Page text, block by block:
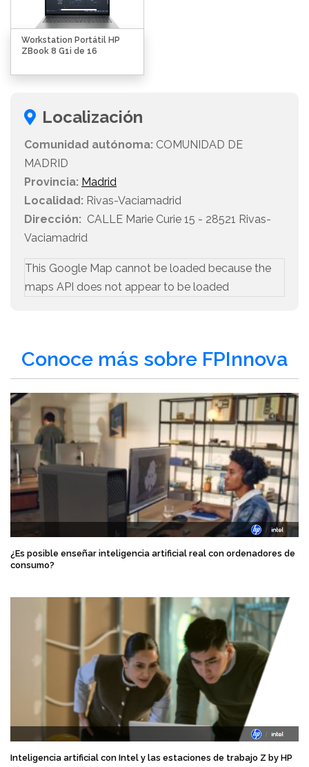
Workstation Portátil HP
ZBook 8 G1i de 16
Localización
Comunidad autónoma: COMUNIDAD DE
MADRID
Provincia: Madrid
Localidad: Rivas-Vaciamadrid
Dirección: CALLE Marie Curie 15 - 28521 Rivas-
Vaciamadrid
This Google Map cannot be loaded because the
maps API does not appear to be loaded
Conoce más sobre FPInnova
¿Es posible enseñar inteligencia artificial real con ordenadores de
consumo?
Inteligencia artificial con Intel y las estaciones de trabajo Z by HP